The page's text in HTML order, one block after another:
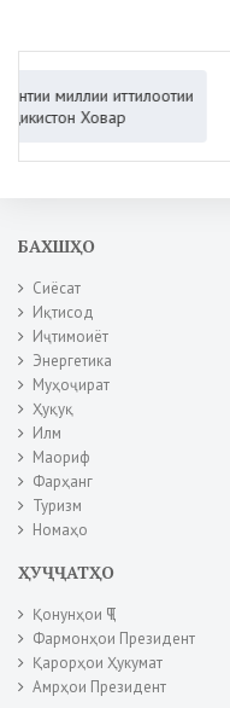
миллии иттилоотии
Ховар
БАХШҲО
Сиёсат
Иқтисод
Иҷтимоиёт
Энергетика
Муҳоҷират
Ҳуқуқ
Илм
Маориф
Фарҳанг
Туризм
Номаҳо
ҲУҶҶАТҲО
Қонунҳои ҶТ
Фармонҳои Президент
Қарорҳои Ҳукумат
Амрҳои Президент